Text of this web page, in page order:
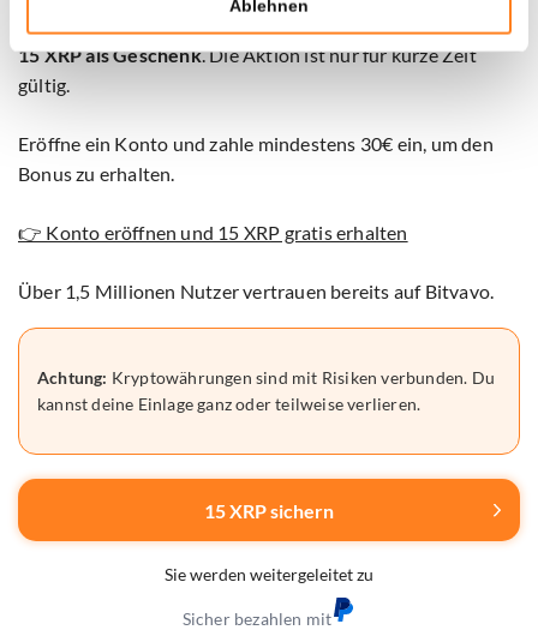
Ablehnen
Bitvavo in Zusammenarbeit mit Newsbit bietet dir aktuell
15 XRP als Geschenk. Die Aktion ist nur für kurze Zeit
gültig.
Eröffne ein Konto und zahle mindestens 30€ ein, um den
Bonus zu erhalten.
👉 Konto eröffnen und 15 XRP gratis erhalten
Über 1,5 Millionen Nutzer vertrauen bereits auf Bitvavo.
Achtung: Kryptowährungen sind mit Risiken verbunden. Du
kannst deine Einlage ganz oder teilweise verlieren.
15 XRP sichern
Sie werden weitergeleitet zu
Sicher bezahlen mit